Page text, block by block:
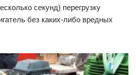
секунд) перегрузку
без каких-либо вредных